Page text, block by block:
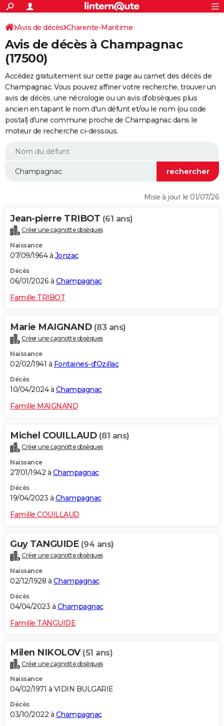
ACTUALITÉS
Politique
Société
Faits Divers
Education
Monde
Villes
+
SPORT
Coupe du monde 2026
Football
Tennis
Cyclisme
Rugby
Forum
FINANCE
Retraite
Impôts
Epargne
Immobilier
Risques naturels par ville
Banque
Assurance
Crédit
Essais
Réserver un essai
Citadines
Berlines
SUV
Forum auto
+
HIGH-TECH
Mobiles
Meilleur smartphone
Internet
Ordinateurs
Jeux vidéo
Guide high-tech
+BRICOLAGE
Forum
Aménagement intérieur
Extérieur
Cuisine
Salle de bains
Jardinage
Rangement
WEEK-END
Guides de France
Escapades
Patrimoine
Expositions
Musées
Week-end nature
LIFESTYLE
Alimentation
Guide de la santé
Maladies
Médicaments
Sommeil
VOYAGE
Destinations
City break
Voyage nature
Voyage de noces
Forum
Climat
+PHOTO
GUIDES D'ACHAT
BONS PLANS
CARTE DE VOEUX
Dictionnaire
Biographies
Citations
Expressions
Proverbes
PROGRAMME TV
COPAINS D'AVANT
S'inscrire
Se connecter
Lycées
Collèges
Primaires
Universités
Entreprises
Service militaire
Avis de recherche
AVIS DE DÉCÈS
S'inscrire
Connexion
Avis de décès Charente-Maritime
Avis de décès à Champagnac
(17500)
Accédez gratuitement sur cette page au carnet des décès de
Champagnac. Vous pouvez affiner votre recherche, trouver un
avis de décès, une nécrologie ou un avis d'obsèques plus
ancien en tapant le nom d'un défunt et/ou le nom (ou code
postal) d'une commune proche de Champagnac dans le
moteur de recherche ci-dessous.
Mise à jour le 01/07/26
Jean-pierre TRIBOT (61 ans)
Créer une cagnotte obsèques
Naissance
07/09/1964 à Jonzac
Décès
06/01/2026 à Champagnac
Famille TRIBOT
Marie MAIGNAND (83 ans)
Créer une cagnotte obsèques
Naissance
02/02/1941 à Fontaines-d'Ozillac
Décès
10/04/2024 à Champagnac
Famille MAIGNAND
Michel COUILLAUD (81 ans)
Créer une cagnotte obsèques
Naissance
27/01/1942 à Champagnac
Décès
19/04/2023 à Champagnac
Famille COUILLAUD
Guy TANGUIDE (94 ans)
Créer une cagnotte obsèques
Naissance
02/12/1928 à Champagnac
Décès
04/04/2023 à Champagnac
Famille TANGUIDE
Milen NIKOLOV (51 ans)
Créer une cagnotte obsèques
Naissance
04/02/1971 à VIDIN BULGARIE
Décès
03/10/2022 à Champagnac